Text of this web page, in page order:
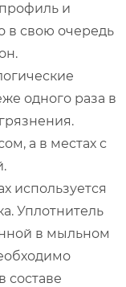
и
в свою очередь
одного раза в
а в местах с
используется
Уплотнитель
в мыльном
составе